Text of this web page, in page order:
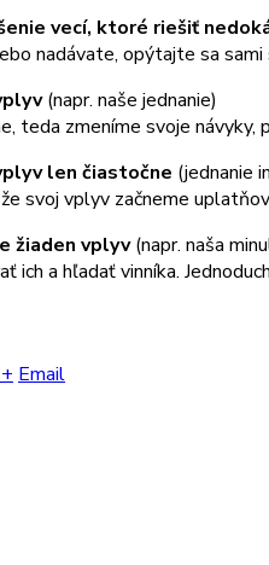
vecí, ktoré riešiť
nadávate, opýtajte sa
(napr. naše jednanie)
teda zmeníme svoje
len čiastočne (jednanie
svoj vplyv začneme
žiaden vplyv(napr. naša
ich a hľadať vinníka.
Email